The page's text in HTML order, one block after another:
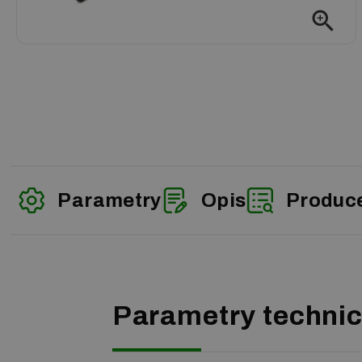
zoom_in
Parametry Opis
Parametry